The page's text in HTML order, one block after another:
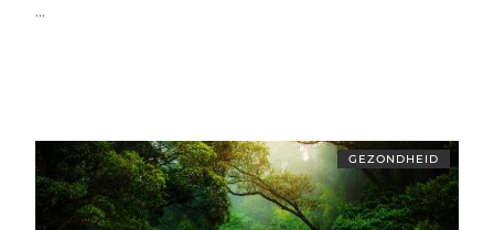
...
GEZONDHEID